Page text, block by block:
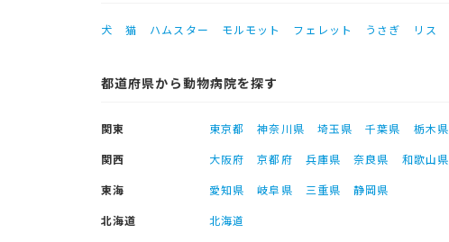
犬 猫 ハムスター モルモット フェレット うさぎ リス
都道府県から動物病院を探す
関東 東京都 神奈川県 埼玉県 千葉県 栃木県
関西
大阪府 京都府 兵庫県 奈良県 和歌山県
東海
愛知県 岐阜県 三重県
静岡県
北海道
北海道